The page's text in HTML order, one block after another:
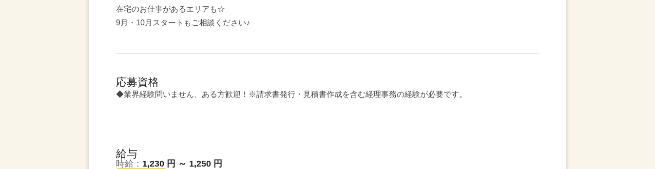
在宅のお仕事があるエリアも☆
9月・10月スタートもご相談ください♪
応募資格
◆業界経験問いません、ある方歓迎！※請求書発行・見積書作成を含む経理事務の経験が必要です。
給与
時給： 1,230 円 ～ 1,250 円